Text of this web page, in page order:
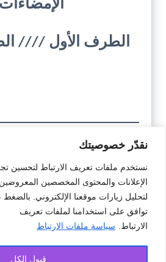
نقدّر خصوصيتك
نستخدم ملفات تعريف الارتباط لتحسين
الإعلانات والمحتوى المخصصين
لتحليل زيارات موقعنا الإلكتروني.
توافق على استخدامنا لملفات تعريف
الارتباط.
سياسة ملفات الارتباط
قبول الكل
الطرف الأول ////
تحميل
النمودج
#عقود #عقود بيع كراء عمل تسيير